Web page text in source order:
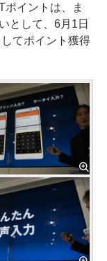
ポイントは、ま
として、6月1日
てポイント獲得